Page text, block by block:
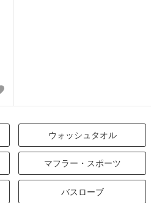
ウォッシュタオル
マフラー・スポーツ
バスローブ